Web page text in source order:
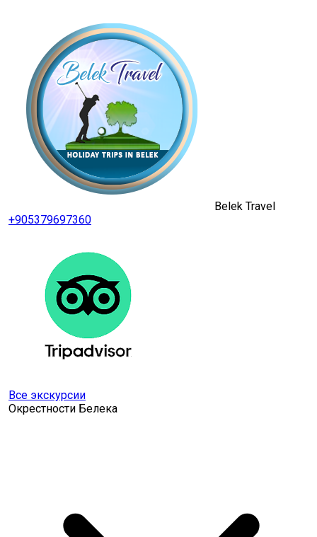
Belek Travel
+905379697360
Все экскурсии
Окрестности Белека